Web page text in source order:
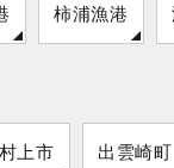
柿浦漁港
村上市 出雲崎町